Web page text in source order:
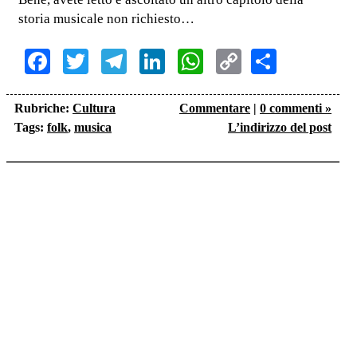
storia musicale non richiesto…
Facebook
TwitterTelegram
LinkedInWhatsApp
Copy
Link
Rubriche: Cultura
Tags: folk, musica
Commentare | 0 commenti »
L’indirizzo del post